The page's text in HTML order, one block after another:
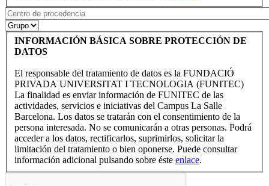
INFORMACIÓN BÁSICA SOBRE PROTECCIÓN DE
DATOS
El responsable del tratamiento de datos es la FUNDACIÓ
PRIVADA UNIVERSITAT I TECNOLOGIA (FUNITEC)
La finalidad es enviar información de FUNITEC de las
actividades, servicios e iniciativas del Campus La Salle
Barcelona. Los datos se tratarán con el consentimiento de la
persona interesada. No se comunicarán a otras personas. Podrá
acceder a los datos, rectificarlos, suprimirlos, solicitar la
limitación del tratamiento o bien oponerse. Puede consultar
información adicional pulsando sobre éste enlace.